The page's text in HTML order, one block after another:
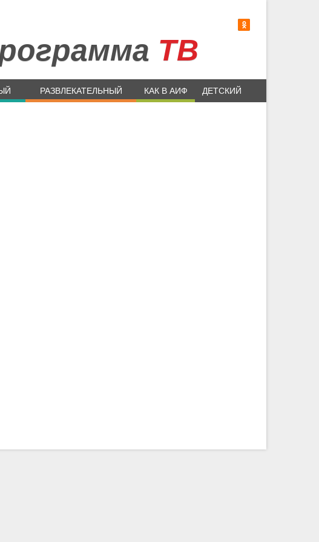
ТВ
РАЗВЛЕКАТЕЛЬНЫЙ КАК В АИФ ДЕТСКИЙ